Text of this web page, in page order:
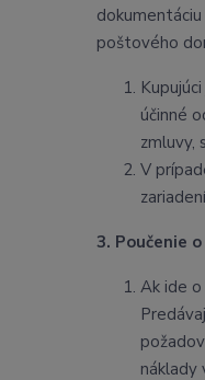
poštového
účinné
zmluvy,
V
3. Poučenie
Ak ide
náklady